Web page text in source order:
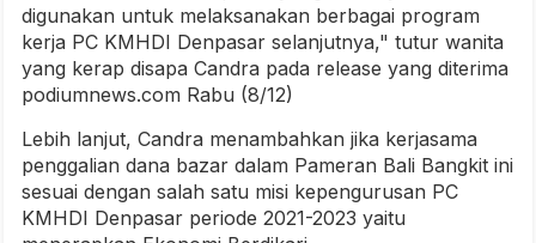
digunakan untuk melaksanakan berbagai program
kerja PC KMHDI Denpasar selanjutnya," tutur wanita
yang kerap disapa Candra pada release yang diterima
podiumnews.com Rabu (8/12)
Lebih lanjut, Candra menambahkan jika kerjasama
penggalian dana bazar dalam Pameran Bali Bangkit ini
sesuai dengan salah satu misi kepengurusan PC
KMHDI Denpasar periode 2021-2023 yaitu